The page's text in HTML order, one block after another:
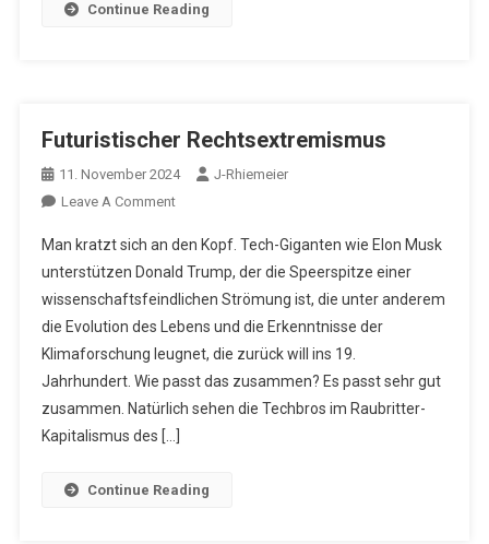
Continue Reading
Futuristischer Rechtsextremismus
11. November 2024
J-Rhiemeier
Leave A CommentOn
Rechtsextremismus
Man kratzt sich an den Kopf. Tech-Giganten wie Elon Musk
unterstützen Donald Trump, der die Speerspitze einer
wissenschaftsfeindlichen Strömung ist, die unter anderem
die Evolution des Lebens und die Erkenntnisse der
Klimaforschung leugnet, die zurück will ins 19.
Jahrhundert. Wie passt das zusammen? Es passt sehr gut
zusammen. Natürlich sehen die Techbros im Raubritter-
Kapitalismus des […]
Continue Reading